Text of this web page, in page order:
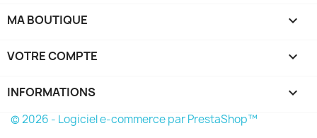
MA BOUTIQUE 
VOTRE COMPTE 
INFORMATIONS keyboard_arrow_down
© 2026 - Logiciel e-commerce par PrestaShop™